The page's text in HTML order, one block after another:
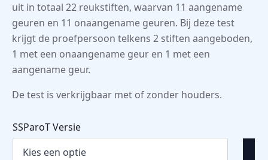
uit in totaal 22 reukstiften, waarvan 11 aangename
geuren en 11 onaangename geuren. Bij deze test
krijgt de proefpersoon telkens 2 stiften aangeboden,
1 met een onaangename geur en 1 met een
aangename geur.
De test is verkrijgbaar met of zonder houders.
SSParoT Versie